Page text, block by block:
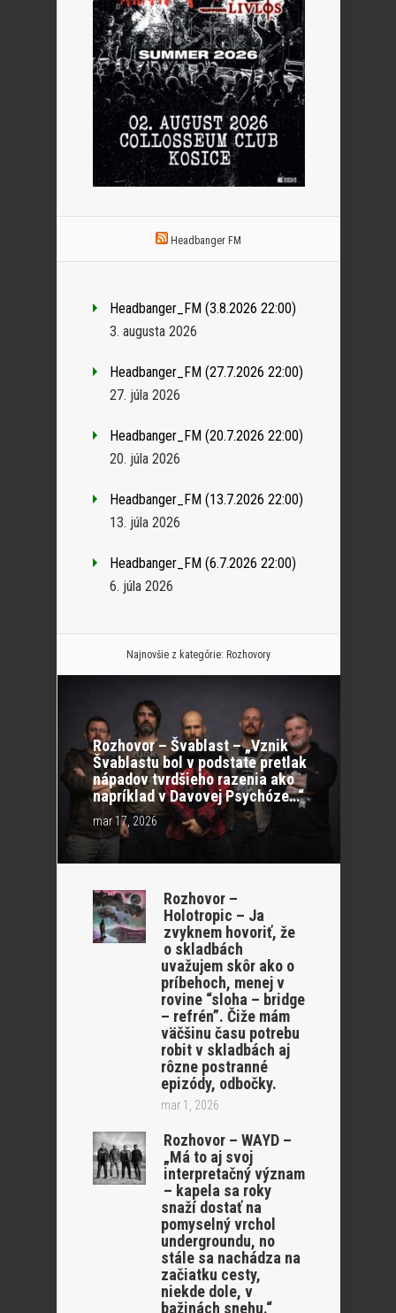
Headbanger FM
Headbanger_FM (3.8.2026 22:00)
3. augusta 2026
Headbanger_FM (27.7.2026 22:00)
27. júla 2026
Headbanger_FM (20.7.2026 22:00)
20. júla 2026
Headbanger_FM (13.7.2026 22:00)
13. júla 2026
Headbanger_FM (6.7.2026 22:00)
6. júla 2026
Najnovšie z kategórie: Rozhovory
Rozhovor – Švablast – „Vznik
Švablastu bol v podstate pretlak
nápadov tvrdšieho razenia ako
napríklad v Davovej Psychóze…“
mar 17, 2026
Rozhovor –
Holotropic – Ja
zvyknem hovoriť, že
o skladbách
uvažujem skôr ako o
príbehoch, menej v
rovine “sloha – bridge
– refrén”. Čiže mám
väčšinu času potrebu
robit v skladbách aj
rôzne postranné
epizódy, odbočky.
mar 1, 2026
Rozhovor – WAYD –
„Má to aj svoj
interpretačný význam
– kapela sa roky
snaží dostať na
pomyselný vrchol
undergroundu, no
stále sa nachádza na
začiatku cesty,
niekde dole, v
bažinách snehu.“